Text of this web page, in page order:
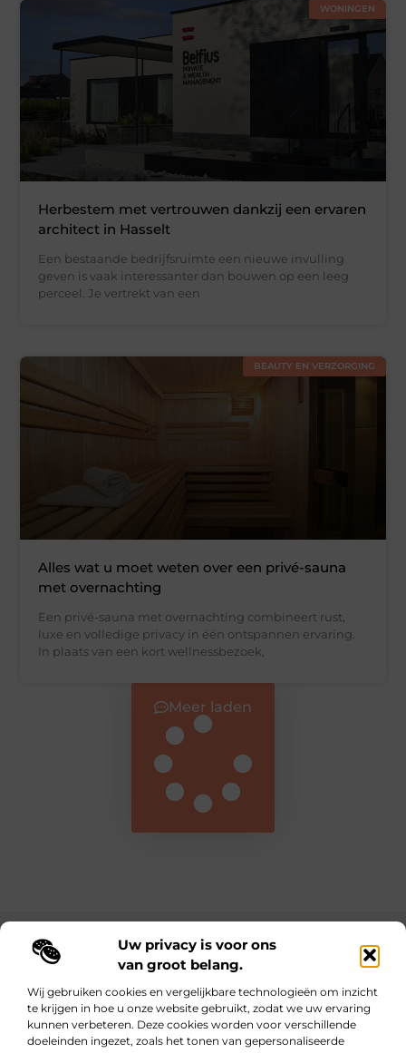
Uw privacy is voor ons
van groot belang.
Wij gebruiken cookies en vergelijkbare technologieën om inzicht
te krijgen in hoe u onze website gebruikt, zodat we uw ervaring
kunnen verbeteren. Deze cookies worden voor verschillende
doeleinden ingezet, zoals het tonen van gepersonaliseerde
WONINGEN
Herbestem met vertrouwen dankzij een ervaren
architect in Hasselt
Een bestaande bedrijfsruimte een nieuwe invulling
geven is vaak interessanter dan bouwen op een leeg
perceel. Je vertrekt van een
BEAUTY EN VERZORGING
Alles wat u moet weten over een privé-sauna
met overnachting
Een privé-sauna met overnachting combineert rust,
luxe en volledige privacy in één ontspannen ervaring.
In plaats van een kort wellnessbezoek,
Meer laden
Main Links
Dagelijks inspiratie, inzichten en tips op lebestiaire.be
Waar kleine ideeën grote impact maken.